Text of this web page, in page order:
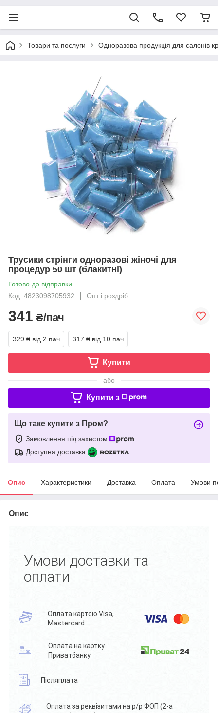
Товари та послуги Одноразова продукція для салонів
Трусики стрінги одноразові жіночі для
процедур 50 шт (блакитні)
Готово до відправки
Код: 4823098705932
Опт і роздріб
341 ₴/пач
329 ₴ від 2 пач 317 ₴ від 10 пач
Купити
або
Купити з
Що таке купити з Пром?
Замовлення під захистом
Доступна доставка
Опис Характеристики Доставка Оплата Умови
Опис
Умови доставки та
оплати
Оплата картою Visa,
Mastercard
Оплата на картку
Приватбанку
Післяплата
Оплата за реквізитами на р/р ФОП (2-а